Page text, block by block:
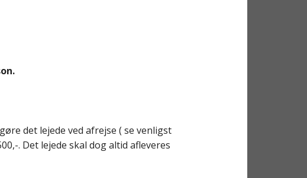
det lejede ved afrejse ( se venligst
. Det lejede skal dog altid afleveres